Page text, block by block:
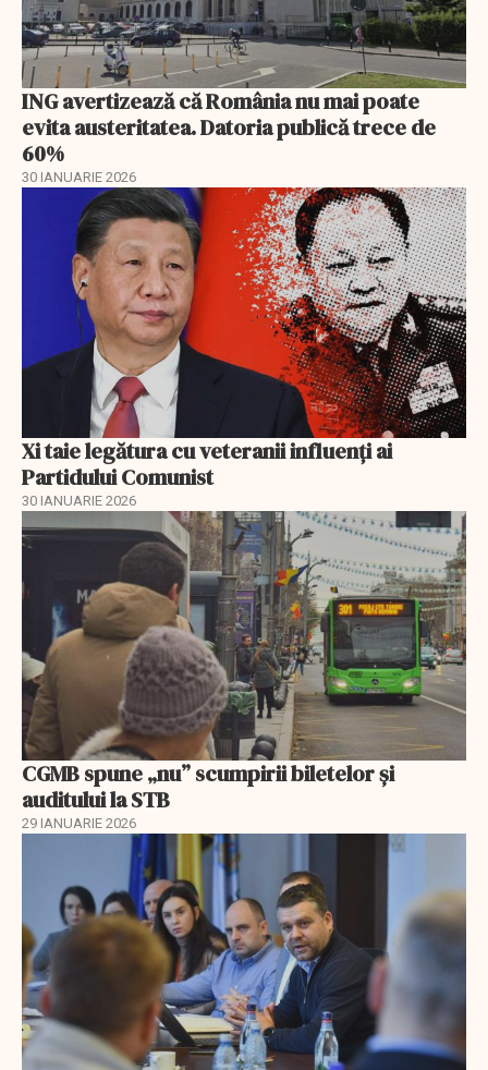
ING avertizează că România nu mai poate
evita austeritatea. Datoria publică trece de
60%
30 IANUARIE 2026
Xi taie legătura cu veteranii influenți ai
Partidului Comunist
30 IANUARIE 2026
CGMB spune „nu” scumpirii biletelor și
auditului la STB
29 IANUARIE 2026